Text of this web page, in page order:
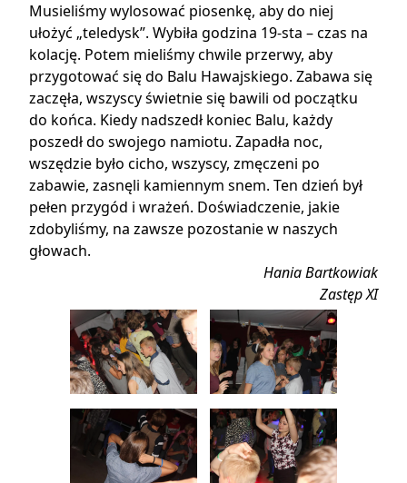
Musieliśmy wylosować piosenkę, aby do niej
ułożyć „teledysk”. Wybiła godzina 19-sta – czas na
kolację. Potem mieliśmy chwile przerwy, aby
przygotować się do Balu Hawajskiego. Zabawa się
zaczęła, wszyscy świetnie się bawili od początku
do końca. Kiedy nadszedł koniec Balu, każdy
poszedł do swojego namiotu. Zapadła noc,
wszędzie było cicho, wszyscy, zmęczeni po
zabawie, zasnęli kamiennym snem. Ten dzień był
pełen przygód i wrażeń. Doświadczenie, jakie
zdobyliśmy, na zawsze pozostanie w naszych
głowach.
Hania Bartkowiak
Zastęp XI